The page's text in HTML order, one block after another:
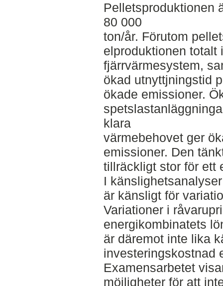
Pelletsproduktionen
80 000
ton/år. Förutom
elproduktionen totalt
fjärrvärmesystem,
ökad utnyttjningstid
ökade emissioner.
klara
värmebehovet ger
emissioner. Den
tillräckligt stor för ett
I
är känsligt för
Variationer i
energikombinatets
är däremot inte lika
investeringskostnad
Examensarbetet
möjligheter för att